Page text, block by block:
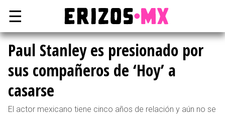
☰
Paul Stanley es presionado por
sus compañeros de ‘Hoy’ a
casarse
El actor mexicano tiene cinco años de relación y aún no se